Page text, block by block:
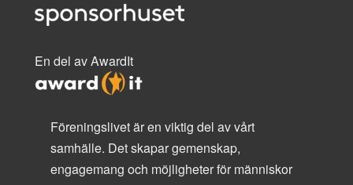
En del av AwardIt
Föreningslivet är en viktig del av vårt
samhälle. Det skapar gemenskap,
engagemang och möjligheter för människor